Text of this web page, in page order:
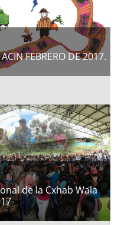
FEBRERO DE 2017.
de la Cxhab Wala